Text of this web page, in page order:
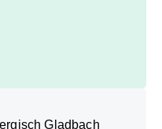
Gladbach